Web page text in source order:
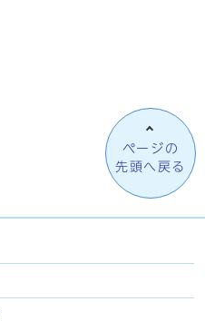
ページの
先頭へ戻る